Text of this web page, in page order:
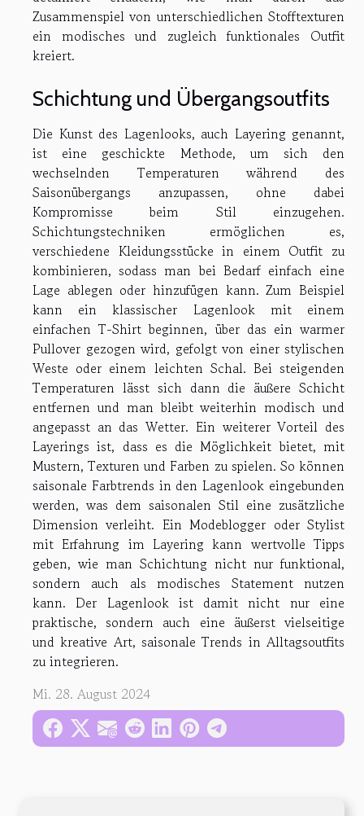
Zusammenspiel von unterschiedlichen Stofftexturen
ein modisches und zugleich funktionales Outfit
kreiert.
Schichtung und Übergangsoutfits
Die Kunst des Lagenlooks, auch Layering genannt,
ist eine geschickte Methode, um sich den
wechselnden Temperaturen während des
Saisonübergangs anzupassen, ohne dabei
Kompromisse beim Stil einzugehen.
Schichtungstechniken ermöglichen es,
verschiedene Kleidungsstücke in einem Outfit zu
kombinieren, sodass man bei Bedarf einfach eine
Lage ablegen oder hinzufügen kann. Zum Beispiel
kann ein klassischer Lagenlook mit einem
einfachen T-Shirt beginnen, über das ein warmer
Pullover gezogen wird, gefolgt von einer stylischen
Weste oder einem leichten Schal. Bei steigenden
Temperaturen lässt sich dann die äußere Schicht
entfernen und man bleibt weiterhin modisch und
angepasst an das Wetter. Ein weiterer Vorteil des
Layerings ist, dass es die Möglichkeit bietet, mit
Mustern, Texturen und Farben zu spielen. So können
saisonale Farbtrends in den Lagenlook eingebunden
werden, was dem saisonalen Stil eine zusätzliche
Dimension verleiht. Ein Modeblogger oder Stylist
mit Erfahrung im Layering kann wertvolle Tipps
geben, wie man Schichtung nicht nur funktional,
sondern auch als modisches Statement nutzen
kann. Der Lagenlook ist damit nicht nur eine
praktische, sondern auch eine äußerst vielseitige
und kreative Art, saisonale Trends in Alltagsoutfits
zu integrieren.
Mi. 28. August 2024